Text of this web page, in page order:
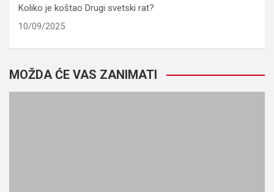
Koliko je koštao Drugi svetski rat?
10/09/2025
MOŽDA ĆE VAS ZANIMATI